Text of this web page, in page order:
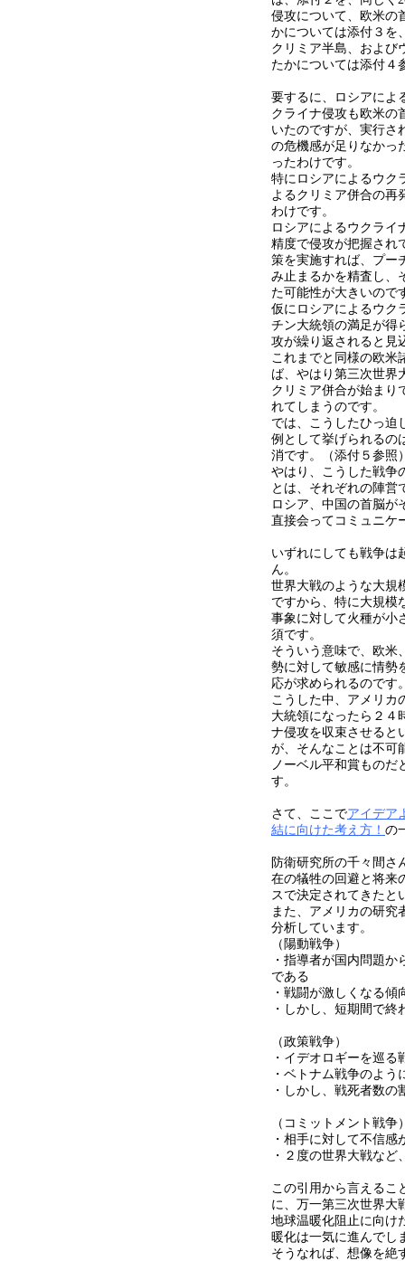
侵攻について、欧米の
かについては添付３を
クリミア半島、および
たかについては添付４
要するに、ロシアによ
クライナ侵攻も欧米の
いたのですが、実行さ
の危機感が足りなかっ
ったわけです。
特にロシアによるウク
よるクリミア併合の再
わけです。
ロシアによるウクライ
精度で侵攻が把握され
策を実施すれば、プー
み止まるかを精査し、
た可能性が大きいので
仮にロシアによるウク
チン大統領の満足が得
攻が繰り返されると見
これまでと同様の欧米
ば、やはり第三次世界
クリミア併合が始まり
れてしまうのです。
では、こうしたひっ迫
例として挙げられるの
消です。（添付５参照
やはり、こうした戦争
とは、それぞれの陣営
ロシア、中国の首脳が
直接会ってコミュニケ
いずれにしても戦争は
ん。
世界大戦のような大規
ですから、特に大規模
事象に対して火種が小
須です。
そういう意味で、欧米
勢に対して敏感に情勢
応が求められるのです
こうした中、アメリカ
大統領になったら２４
ナ侵攻を収束させると
が、そんなことは不可
ノーベル平和賞ものだ
す。
さて、ここでアイデア
結に向けた考え方！ の
防衛研究所の千々間さ
在の犠牲の回避と将来
スで決定されてきたと
また、アメリカの研究
分析しています。
（陽動戦争）
・指導者が国内問題
である
・戦闘が激しくなる傾
・しかし、短期間で終
（政策戦争）
・イデオロギーを巡る
・ベトナム戦争のよう
・しかし、戦死者数の
（コミットメント戦争
・相手に対して不信
・２度の世界大戦な
この引用から言えるこ
に、万一第三次世界大
地球温暖化阻止に向け
暖化は一気に進んでし
そうなれば、想像を絶